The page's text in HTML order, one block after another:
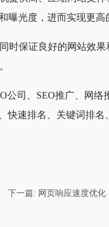
光度，进而实现更高
时保证良好的网站效
公司、SEO推广、网络
快速排名、关键词排
下一篇: 网页响应速度优化